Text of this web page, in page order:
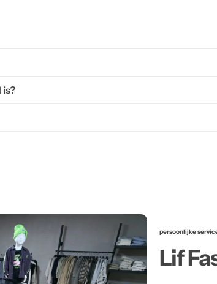
is?
persoonlijke
Lif